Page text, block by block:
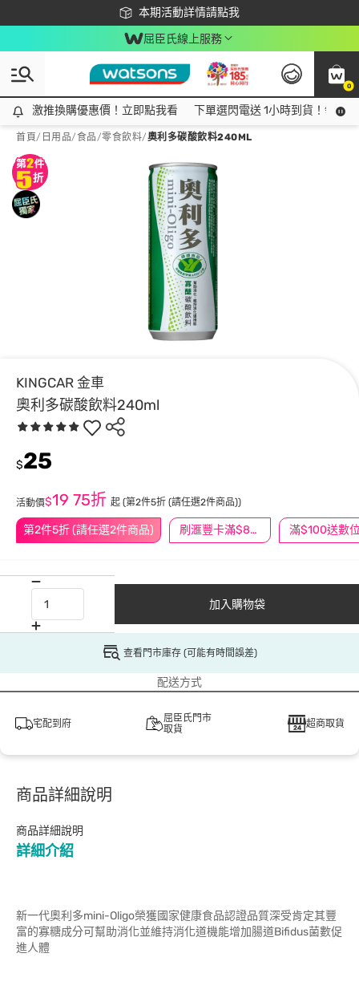
本期活動詳情請點我
下載app最高回饋$350
屈臣氏線上服務
0
激推換購優惠價！立即點我看
激推換購優惠價！立即點我看 下單選閃電送 1小時到貨！領神
首頁/ 日用品/食品/零食飲料/奧利多碳酸飲料240ML
KINGCAR 金車
奧利多碳酸飲料240ml
第2件5折 (請任選2件商品) 刷滙豐卡滿$888送3萬點
$25
活動價$19 75折 起 (第2件5折 (請任選2件商品))
加入購物袋
查看門市庫存 (可能有時間誤差)
配送方式
宅配到府
屈臣氏門市
取貨
超商取貨
商品詳細說明
商品詳細說明
詳細介紹
新一代奧利多mini-Oligo榮獲國家健康食品認證品質深受肯定其豐
富的寡糖成分可幫助消化並維持消化道機能增加腸道Bifidus菌數促
進人體